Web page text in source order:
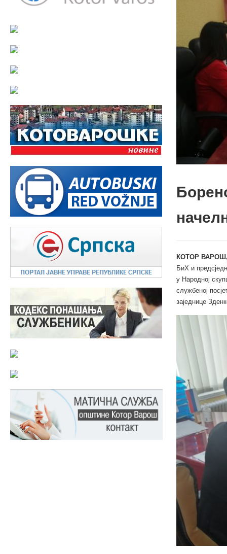
КОТОР
БиХ и
у Народној
службеној
заједнице